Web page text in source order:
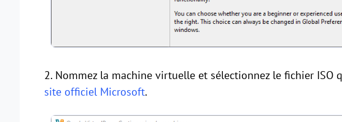
2. Nommez la machine virtuelle et sélectionnez le fichier ISO
site officiel Microsoft.